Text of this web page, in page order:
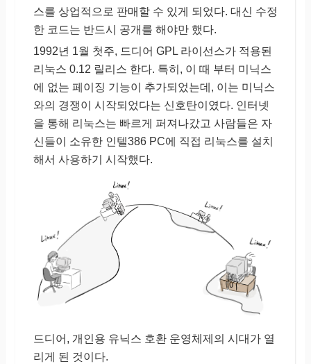
스를 상업적으로 판매할 수 있게 되었다. 대신 수정
한 코드는 반드시 공개를 해야만 했다.
1992년 1월 첫주, 드디어 GPL 라이선스가 적용된
리눅스 0.12 릴리스 한다. 특히, 이 때 부터 미닉스
에 없는 페이징 기능이 추가되었는데, 이는 미닉스
와의 경쟁이 시작되었다는 신호탄이였다. 인터넷
을 통해 리눅스는 빠르게 퍼져나갔고 사람들은 자
신들이 소유한 인텔386 PC에 직접 리눅스를 설치
해서 사용하기 시작했다.
드디어, 개인용 유닉스 호환 운영체제의 시대가 열
리게 된 것이다.